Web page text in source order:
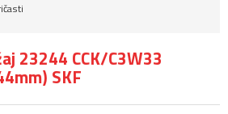
23244 CCK/C3W33
SKF